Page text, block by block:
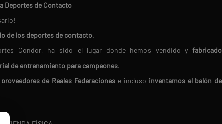
Deportes de Contacto
de los deportes de contacto.
Condor, ha sido el lugar donde hemos vendido y fabricado
de entrenamiento para campeones.
proveedores de Reales Federaciones e incluso inventamos el balón de
porque